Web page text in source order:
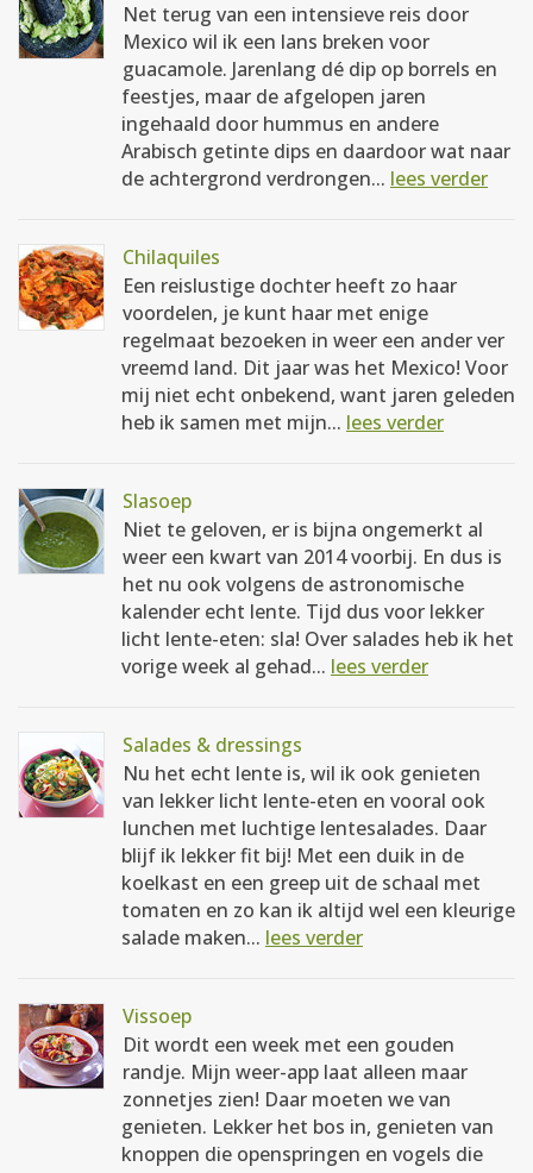
Net terug van een intensieve reis door
Mexico wil ik een lans breken voor
guacamole. Jarenlang dé dip op borrels en
feestjes, maar de afgelopen jaren
ingehaald door hummus en andere
Arabisch getinte dips en daardoor wat naar
de achtergrond verdrongen... lees verder
Chilaquiles
Een reislustige dochter heeft zo haar
voordelen, je kunt haar met enige
regelmaat bezoeken in weer een ander ver
vreemd land. Dit jaar was het Mexico! Voor
mij niet echt onbekend, want jaren geleden
heb ik samen met mijn... lees verder
Slasoep
Niet te geloven, er is bijna ongemerkt al
weer een kwart van 2014 voorbij. En dus is
het nu ook volgens de astronomische
kalender echt lente. Tijd dus voor lekker
licht lente-eten: sla! Over salades heb ik het
vorige week al gehad... lees verder
Salades & dressings
Nu het echt lente is, wil ik ook genieten
van lekker licht lente-eten en vooral ook
lunchen met luchtige lentesalades. Daar
blijf ik lekker fit bij! Met een duik in de
koelkast en een greep uit de schaal met
tomaten en zo kan ik altijd wel een kleurige
salade maken... lees verder
Vissoep
Dit wordt een week met een gouden
randje. Mijn weer-app laat alleen maar
zonnetjes zien! Daar moeten we van
genieten. Lekker het bos in, genieten van
knoppen die openspringen en vogels die